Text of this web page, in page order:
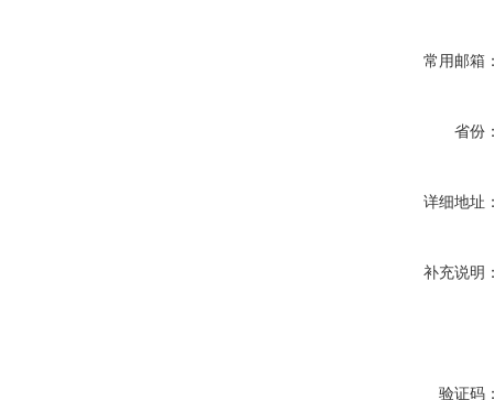
常用邮箱
省份
详细地址
补充说明
验证码